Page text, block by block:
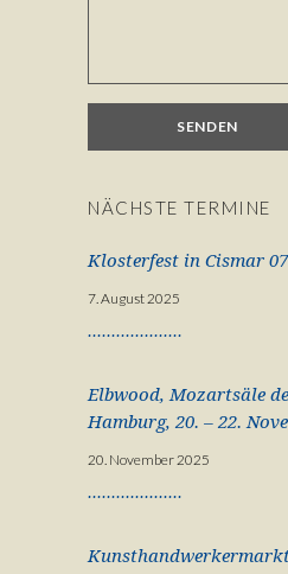
NÄCHSTE TERMINE
Klosterfest in Cismar
7. August 2025
Elbwood, Mozartsäle
Hamburg, 20. – 22.
20. November 2025